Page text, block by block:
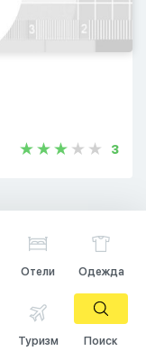
3
Отели Одежда
Туризм Поиск